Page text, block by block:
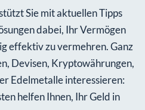
Sie mit aktuellen Tipps
dabei, Ihr Vermögen
effektiv zu vermehren. Ganz
Devisen, Kryptowährungen,
Edelmetalle interessieren:
helfen Ihnen, Ihr Geld in